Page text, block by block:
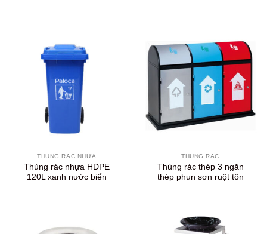
THÙNG RÁC NHỰA
Thùng rác nhựa HDPE
120L xanh nước biển
THÙNG RÁC
Thùng rác thép 3 ngăn
thép phun sơn ruột tôn